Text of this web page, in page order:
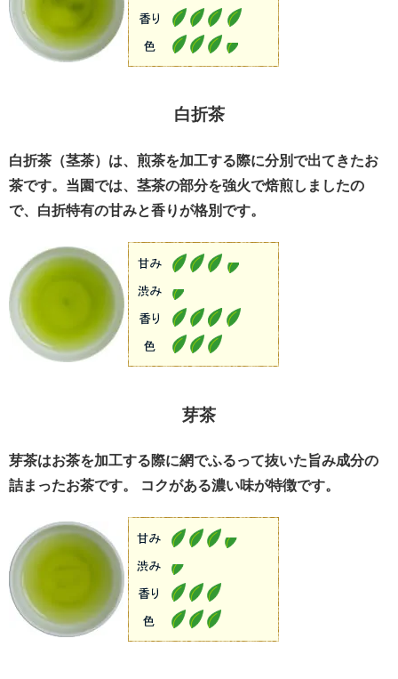
白折茶
白折茶（茎茶）は、煎茶を加工する際に分別で出てきたお
茶です。当園では、茎茶の部分を強火で焙煎しましたの
で、白折特有の甘みと香りが格別です。
芽茶
芽茶はお茶を加工する際に網でふるって抜いた旨み成分の
詰まったお茶です。 コクがある濃い味が特徴です。